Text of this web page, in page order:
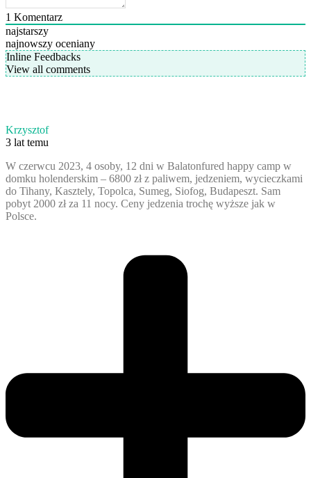
1 Komentarz
najstarszy
najnowszy oceniany
Inline Feedbacks
View all comments
Krzysztof
3 lat temu
W czerwcu 2023, 4 osoby, 12 dni w Balatonfured happy camp w
domku holenderskim – 6800 zł z paliwem, jedzeniem, wycieczkami
do Tihany, Kasztely, Topolca, Sumeg, Siofog, Budapeszt. Sam
pobyt 2000 zł za 11 nocy. Ceny jedzenia trochę wyższe jak w
Polsce.